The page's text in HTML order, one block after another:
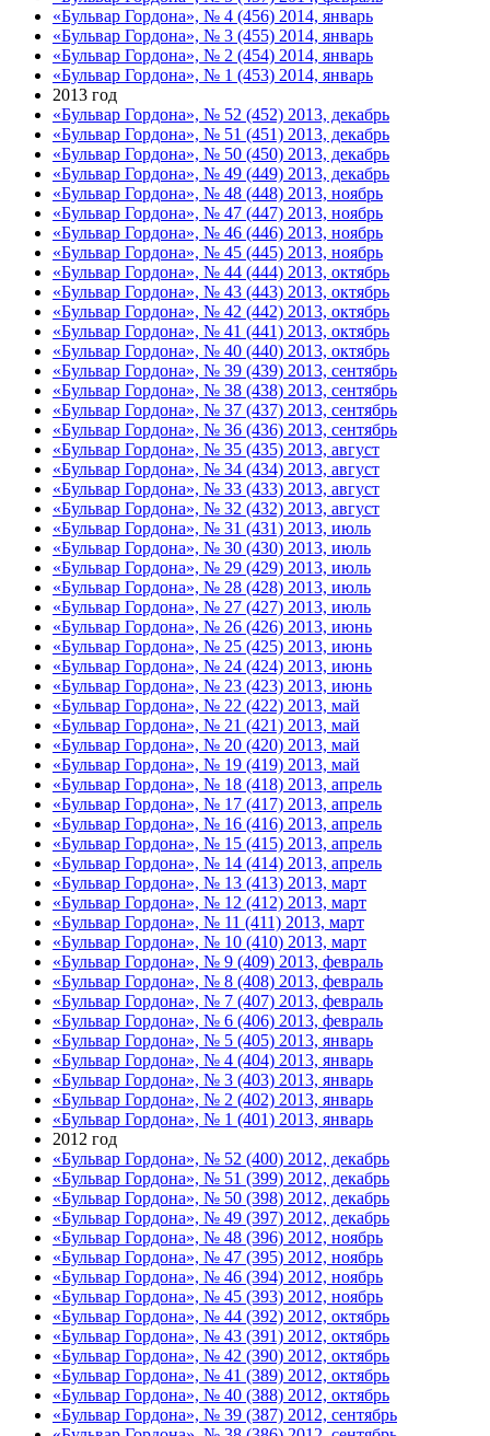
«Бульвар Гордона», № 4 (456) 2014, январь
«Бульвар Гордона», № 3 (455) 2014, январь
«Бульвар Гордона», № 2 (454) 2014, январь
«Бульвар Гордона», № 1 (453) 2014, январь
2013 год
«Бульвар Гордона», № 52 (452) 2013, декабрь
«Бульвар Гордона», № 51 (451) 2013, декабрь
«Бульвар Гордона», № 50 (450) 2013, декабрь
«Бульвар Гордона», № 49 (449) 2013, декабрь
«Бульвар Гордона», № 48 (448) 2013, ноябрь
«Бульвар Гордона», № 47 (447) 2013, ноябрь
«Бульвар Гордона», № 46 (446) 2013, ноябрь
«Бульвар Гордона», № 45 (445) 2013, ноябрь
«Бульвар Гордона», № 44 (444) 2013, октябрь
«Бульвар Гордона», № 43 (443) 2013, октябрь
«Бульвар Гордона», № 42 (442) 2013, октябрь
«Бульвар Гордона», № 41 (441) 2013, октябрь
«Бульвар Гордона», № 40 (440) 2013, октябрь
«Бульвар Гордона», № 39 (439) 2013, сентябрь
«Бульвар Гордона», № 38 (438) 2013, сентябрь
«Бульвар Гордона», № 37 (437) 2013, сентябрь
«Бульвар Гордона», № 36 (436) 2013, сентябрь
«Бульвар Гордона», № 35 (435) 2013, август
«Бульвар Гордона», № 34 (434) 2013, август
«Бульвар Гордона», № 33 (433) 2013, август
«Бульвар Гордона», № 32 (432) 2013, август
«Бульвар Гордона», № 31 (431) 2013, июль
«Бульвар Гордона», № 30 (430) 2013, июль
«Бульвар Гордона», № 29 (429) 2013, июль
«Бульвар Гордона», № 28 (428) 2013, июль
«Бульвар Гордона», № 27 (427) 2013, июль
«Бульвар Гордона», № 26 (426) 2013, июнь
«Бульвар Гордона», № 25 (425) 2013, июнь
«Бульвар Гордона», № 24 (424) 2013, июнь
«Бульвар Гордона», № 23 (423) 2013, июнь
«Бульвар Гордона», № 22 (422) 2013, май
«Бульвар Гордона», № 21 (421) 2013, май
«Бульвар Гордона», № 20 (420) 2013, май
«Бульвар Гордона», № 19 (419) 2013, май
«Бульвар Гордона», № 18 (418) 2013, апрель
«Бульвар Гордона», № 17 (417) 2013, апрель
«Бульвар Гордона», № 16 (416) 2013, апрель
«Бульвар Гордона», № 15 (415) 2013, апрель
«Бульвар Гордона», № 14 (414) 2013, апрель
«Бульвар Гордона», № 13 (413) 2013, март
«Бульвар Гордона», № 12 (412) 2013, март
«Бульвар Гордона», № 11 (411) 2013, март
«Бульвар Гордона», № 10 (410) 2013, март
«Бульвар Гордона», № 9 (409) 2013, февраль
«Бульвар Гордона», № 8 (408) 2013, февраль
«Бульвар Гордона», № 7 (407) 2013, февраль
«Бульвар Гордона», № 6 (406) 2013, февраль
«Бульвар Гордона», № 5 (405) 2013, январь
«Бульвар Гордона», № 4 (404) 2013, январь
«Бульвар Гордона», № 3 (403) 2013, январь
«Бульвар Гордона», № 2 (402) 2013, январь
«Бульвар Гордона», № 1 (401) 2013, январь
2012 год
«Бульвар Гордона», № 52 (400) 2012, декабрь
«Бульвар Гордона», № 51 (399) 2012, декабрь
«Бульвар Гордона», № 50 (398) 2012, декабрь
«Бульвар Гордона», № 49 (397) 2012, декабрь
«Бульвар Гордона», № 48 (396) 2012, ноябрь
«Бульвар Гордона», № 47 (395) 2012, ноябрь
«Бульвар Гордона», № 46 (394) 2012, ноябрь
«Бульвар Гордона», № 45 (393) 2012, ноябрь
«Бульвар Гордона», № 44 (392) 2012, октябрь
«Бульвар Гордона», № 43 (391) 2012, октябрь
«Бульвар Гордона», № 42 (390) 2012, октябрь
«Бульвар Гордона», № 41 (389) 2012, октябрь
«Бульвар Гордона», № 40 (388) 2012, октябрь
«Бульвар Гордона», № 39 (387) 2012, сентябрь